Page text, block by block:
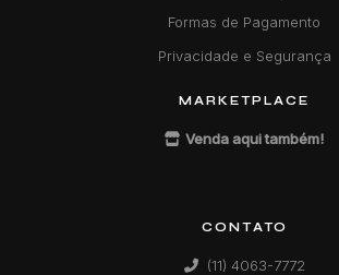
Formas de Pagamento
Privacidade e Segurança
MARKETPLACE
Venda aqui também!
CONTATO
(11) 4063-7772